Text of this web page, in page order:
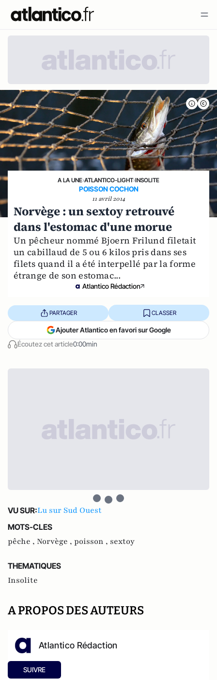
A LA UNE›ATLANTICO-LIGHT›INSOLITE
POISSON COCHON
11 avril 2014
Norvège : un sextoy retrouvé
dans l'estomac d'une morue
Un pêcheur nommé Bjoern Frilund filetait
un cabillaud de 5 ou 6 kilos pris dans ses
filets quand il a été interpellé par la forme
étrange de son estomac...
Atlantico Rédaction
Écoutez cet article0:00min
PARTAGER CLASSER
Ajouter Atlantico en favori sur Google
VU SUR:Lu sur Sud Ouest
MOTS-CLES
pêche , Norvège , poisson , sextoy
THEMATIQUES
Insolite
A PROPOS DES AUTEURS
Atlantico Rédaction
SUIVRE